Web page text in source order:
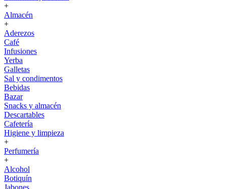
+
Almacén
+
Aderezos
Café
Infusiones
Yerba
Galletas
Sal y condimentos
Bebidas
Bazar
Snacks y almacén
Descartables
Cafetería
Higiene y limpieza
+
Perfumería
+
Alcohol
Botiquín
Jabones